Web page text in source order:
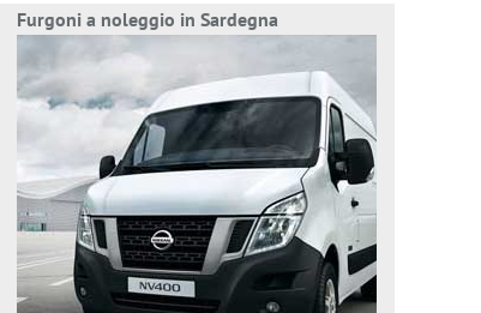
Furgoni a noleggio in Sardegna